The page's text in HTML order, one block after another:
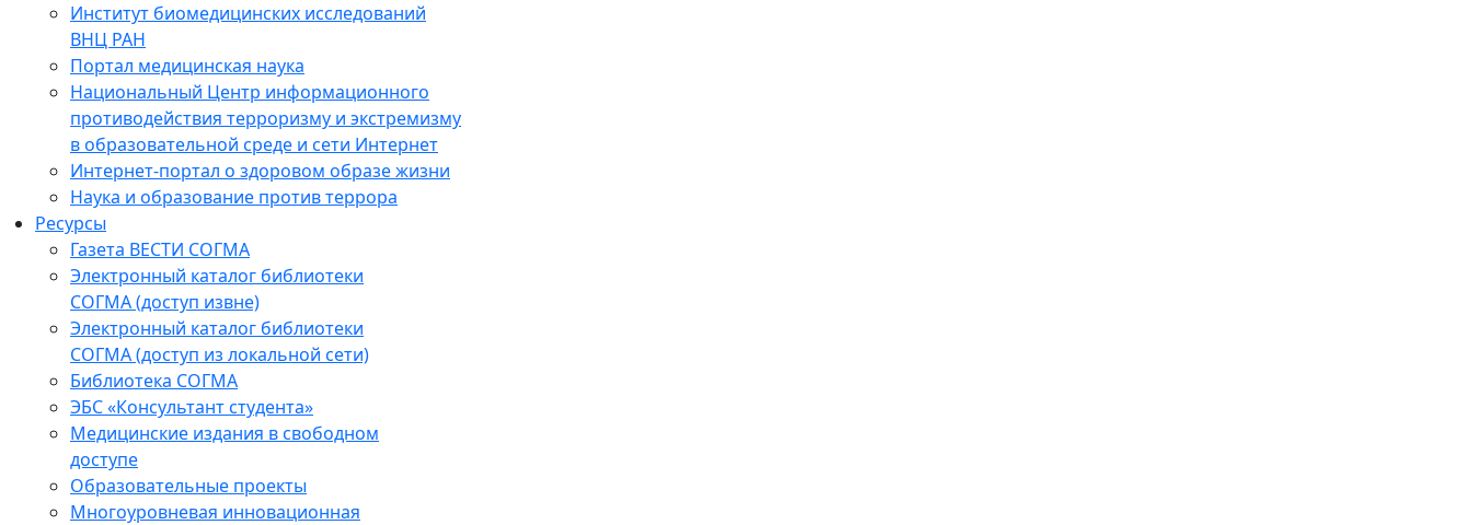
Институт биомедицинских исследований
ВНЦ РАН
Портал медицинская наука
Национальный Центр информационного
противодействия терроризму и экстремизму
в образовательной среде и сети Интернет
Интернет-портал о здоровом образе жизни
Наука и образование против террора
Ресурсы
Газета ВЕСТИ СОГМА
Электронный каталог библиотеки
СОГМА (доступ извне)
Электронный каталог библиотеки
СОГМА (доступ из локальной сети)
Библиотека СОГМА
ЭБС «Консультант студента»
Медицинские издания в свободном
доступе
Образовательные проекты
Многоуровневая инновационная